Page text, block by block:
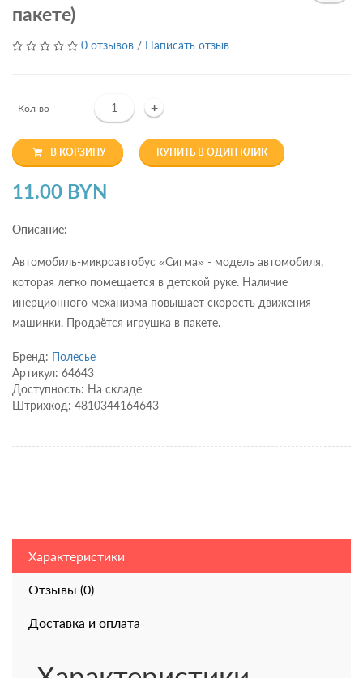
пакете)
0 отзывов / Написать отзыв
Кол-во +
В КОРЗИНУ КУПИТЬ В ОДИН КЛИК
11.00 BYN
Описание:
Автомобиль-микроавтобус «Сигма» - модель автомобиля,
которая легко помещается в детской руке. Наличие
инерционного механизма повышает скорость движения
машинки. Продаётся игрушка в пакете.
Бренд: Полесье
Артикул: 64643
Доступность: На складе
Штрихкод: 4810344164643
Характеристики
Отзывы (0)
Доставка и оплата